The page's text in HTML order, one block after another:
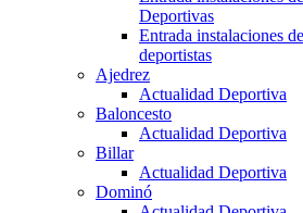
Deportivas
Entrada instalaciones
deportistas
Ajedrez
Actualidad Deportiva
Baloncesto
Actualidad Deportiva
Billar
Actualidad Deportiva
Dominó